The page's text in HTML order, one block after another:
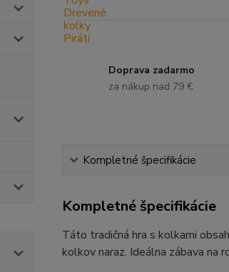
Doprava zadarmo
za nákup nad 79 €
Kompletné špecifikácie
Kompletné špecifikácie
Táto tradičná hra s kolkami
kolkov naraz. Ideálna zábava na